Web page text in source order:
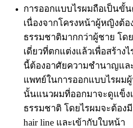
การออกแบบไรผมถือเป็นขั้
เนื่องจากโครงหน้าผู้หญิงต้อ
ธรรมชาติมากกว่าผู้ชาย โด
เดี่ยวที่ตกแต่งแล้วเพื่อสร้าง
นี้ต้องอาศัยความชำนาญแล
แพทย์ในการออกแบบไรผม
นั้นแนวผมที่ออกมาจะดูแข็ง
ธรรมชาติ โดยไรผมจะต้อง
hair line และเข้ากับใบหน้า